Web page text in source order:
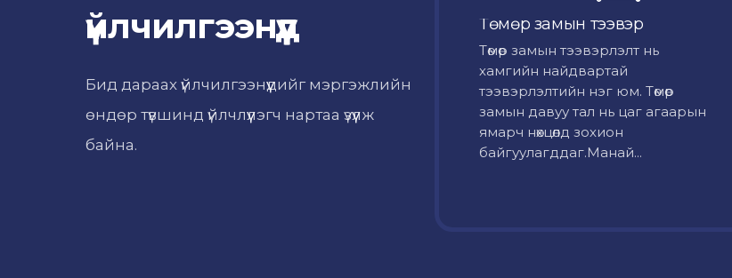
үйлчилгээнүүд
Бид дараах үйлчилгээнүүдийг мэргэжлийн
өндөр түвшинд үйлчлүүлэгч нартаа үзүүлж
байна.
Төмөр замын тээвэр
Төмөр замын тээвэрлэлт нь
хамгийн найдвартай
тээвэрлэлтийн нэг юм. Төмөр
замын давуу тал нь цаг агаарын
ямарч нөхцөлд зохион
байгуулагддаг.Манай...